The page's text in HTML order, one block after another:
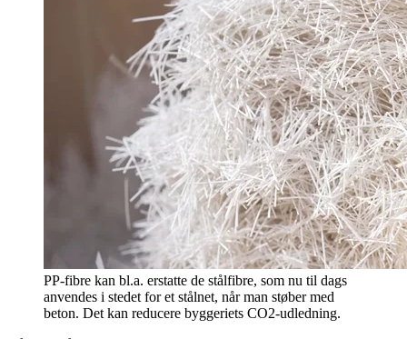
PP-fibre kan bl.a. erstatte de stålfibre, som nu til dags
anvendes i stedet for et stålnet, når man støber med
beton. Det kan reducere byggeriets CO2-udledning.